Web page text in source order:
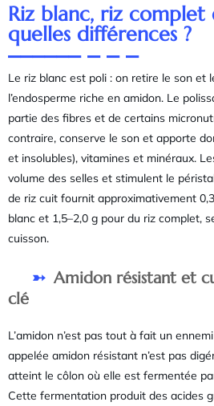
Riz blanc, riz complet
quelles différences ?
Le riz blanc est poli : on retire le son et
l’endosperme riche en amidon. Le
partie des fibres et de certains
contraire, conserve le son et apporte
et insolubles), vitamines et minéraux.
volume des selles et stimulent le
de riz cuit fournit approximativement
blanc et 1,5–2,0 g pour du riz complet,
cuisson.
Amidon résistant et
clé
L’amidon n’est pas tout à fait un
appelée amidon résistant n’est pas
atteint le côlon où elle est fermentée
Cette fermentation produit des acides